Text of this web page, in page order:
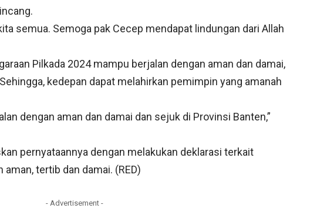
semua. Semoga pak Cecep mendapat lindungan dari Allah
Pilkada 2024 mampu berjalan dengan aman dan damai,
kedepan dapat melahirkan pemimpin yang amanah
dengan aman dan damai dan sejuk di Provinsi Banten,”
pernyataannya dengan melakukan deklarasi terkait
tertib dan damai. (RED)
- Advertisement -